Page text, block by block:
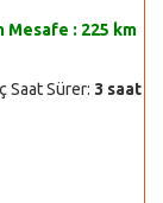
Mesafe : 225 km
Saat Sürer: 3 saat